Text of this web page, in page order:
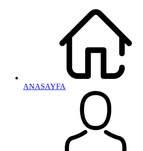
ANASAYFA